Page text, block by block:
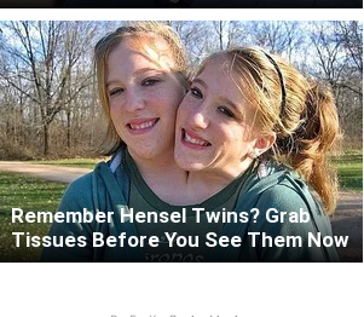
Remember Hensel Twins? Grab
Tissues Before You See Them Now